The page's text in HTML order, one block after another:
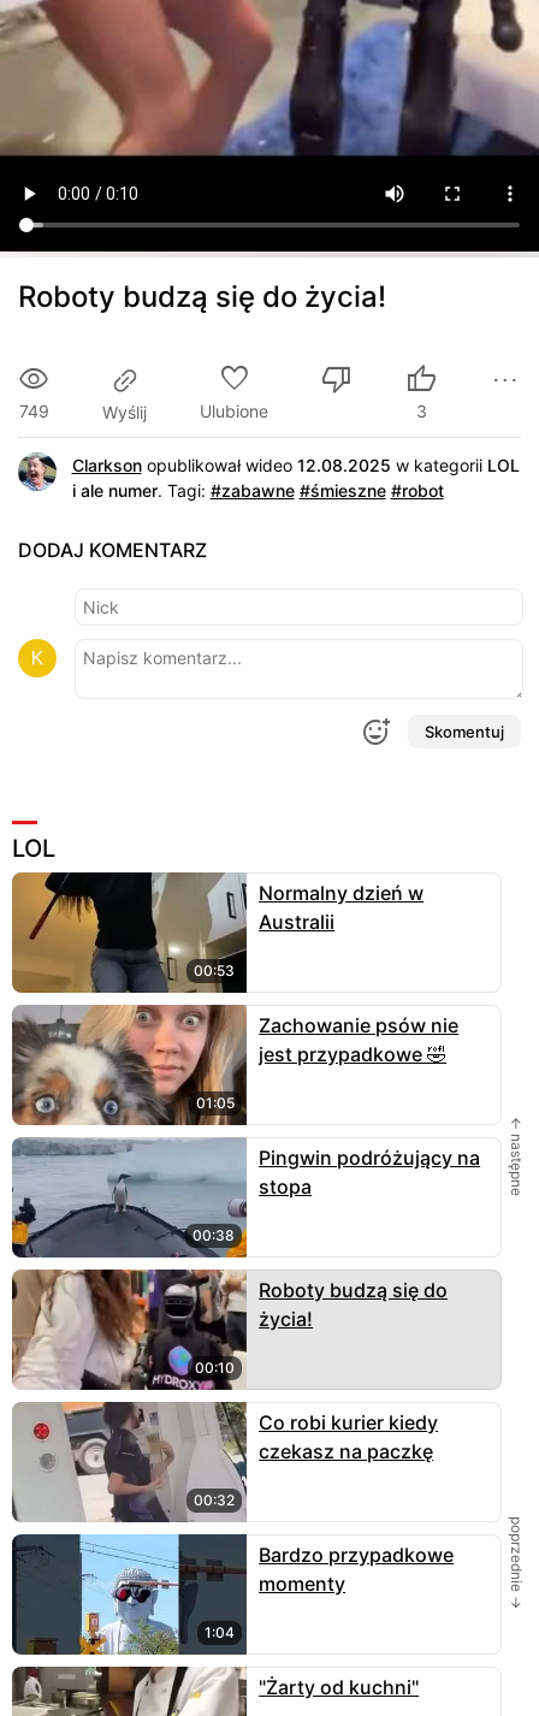
Roboty budzą się do życia!
749 Wyślij Ulubione 3
Clarksonopublikował wideo 12.08.2025 w kategorii LOL
i ale numer. Tagi: #zabawne #śmieszne #robot
DODAJ KOMENTARZ
Skomentuj
LOL
00:53
Normalny dzień w
Australii
01:05
Zachowanie psów nie
jest przypadkowe 🤣
00:38
Pingwin podróżujący na
stopa
00:10
Roboty budzą się do
życia!
00:32
Co robi kurier kiedy
czekasz na paczkę
1:04
Bardzo przypadkowe
momenty
"Żarty od kuchni"
← następne
poprzednie →